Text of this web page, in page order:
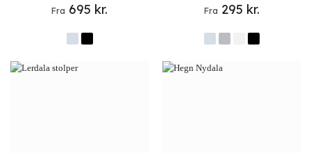
Fra 695 kr. Fra 295 kr.